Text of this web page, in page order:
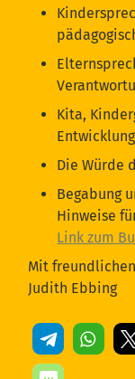
Kita,
Die Würde
Begabung
Hinweise
Link zum
Mit
Judith Ebbing